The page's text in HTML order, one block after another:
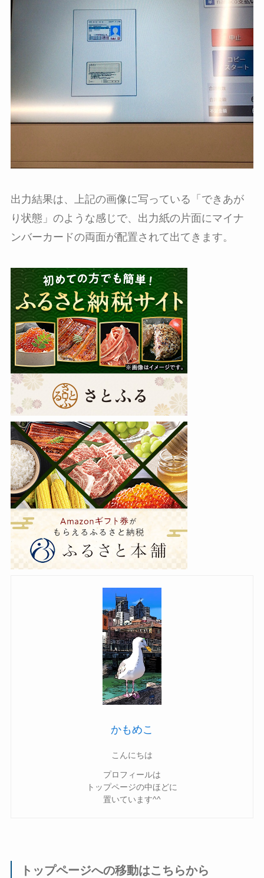
出力結果は、上記の画像に写っている「できあが
り状態」のような感じで、出力紙の片面にマイナ
ンバーカードの両面が配置されて出てきます。
かもめこ
こんにちは
プロフィールは
トップページの中ほどに
置いています^^
トップページへの移動はこちらから